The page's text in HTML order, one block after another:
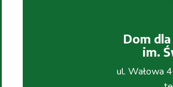
Dom
im.
ul. Wałowa